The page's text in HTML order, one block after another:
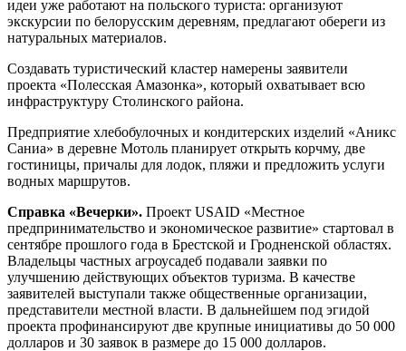
идеи уже работают на польского туриста: организуют
экскурсии по белорусским деревням, предлагают обереги из
натуральных материалов.
Создавать туристический кластер намерены заявители
проекта «Полесская Амазонка», который охватывает всю
инфраструктуру Столинского района.
Предприятие хлебобулочных и кондитерских изделий «Аникс
Саниа» в деревне Мотоль планирует открыть корчму, две
гостиницы, причалы для лодок, пляжи и предложить услуги
водных маршрутов.
Справка «Вечерки». Проект USAID «Местное
предпринимательство и экономическое развитие» стартовал в
сентябре прошлого года в Брестской и Гродненской областях.
Владельцы частных агроусадеб подавали заявки по
улучшению действующих объектов туризма. В качестве
заявителей выступали также общественные организации,
представители местной власти. В дальнейшем под эгидой
проекта профинансируют две крупные инициативы до 50 000
долларов и 30 заявок в размере до 15 000 долларов.